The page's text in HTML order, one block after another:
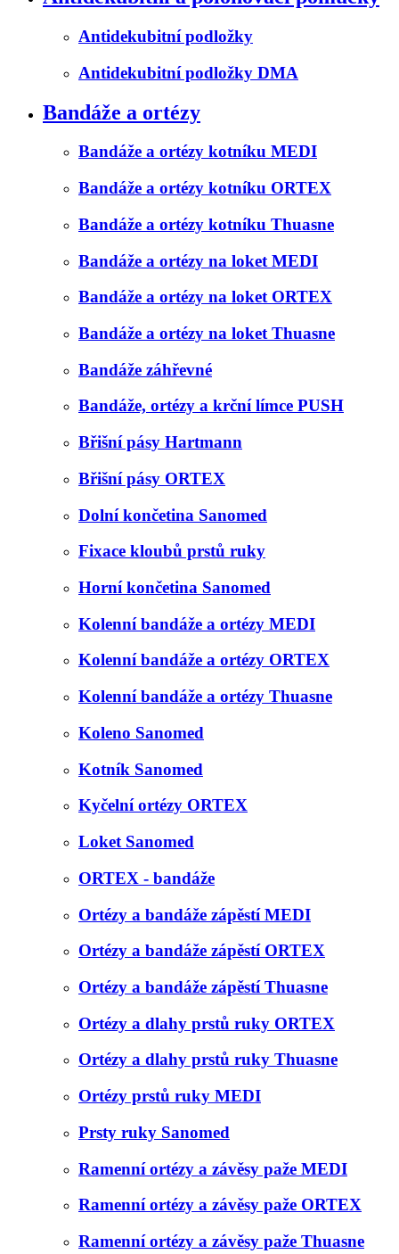
Antidekubitní podložky
Antidekubitní podložky DMA
Bandáže a ortézy
Bandáže a ortézy kotníku MEDI
Bandáže a ortézy kotníku ORTEX
Bandáže a ortézy kotníku Thuasne
Bandáže a ortézy na loket MEDI
Bandáže a ortézy na loket ORTEX
Bandáže a ortézy na loket Thuasne
Bandáže záhřevné
Bandáže, ortézy a krční límce PUSH
Břišní pásy Hartmann
Břišní pásy ORTEX
Dolní končetina Sanomed
Fixace kloubů prstů ruky
Horní končetina Sanomed
Kolenní bandáže a ortézy MEDI
Kolenní bandáže a ortézy ORTEX
Kolenní bandáže a ortézy Thuasne
Koleno Sanomed
Kotník Sanomed
Kyčelní ortézy ORTEX
Loket Sanomed
ORTEX - bandáže
Ortézy a bandáže zápěstí MEDI
Ortézy a bandáže zápěstí ORTEX
Ortézy a bandáže zápěstí Thuasne
Ortézy a dlahy prstů ruky ORTEX
Ortézy a dlahy prstů ruky Thuasne
Ortézy prstů ruky MEDI
Prsty ruky Sanomed
Ramenní ortézy a závěsy paže MEDI
Ramenní ortézy a závěsy paže ORTEX
Ramenní ortézy a závěsy paže Thuasne